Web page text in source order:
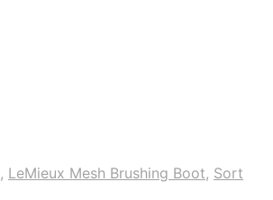
, LeMieux Mesh Brushing Boot, Sort